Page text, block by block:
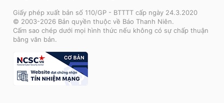
Giấy phép xuất bản số 110/GP - BTTTT cấp ngày 24.3.2020
© 2003-2026 Bản quyền thuộc về Báo Thanh Niên.
Cấm sao chép dưới mọi hình thức nếu không có sự chấp thuận
bằng văn bản.